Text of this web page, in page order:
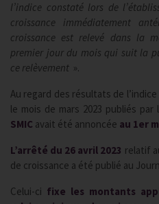
l’indice constaté lors de
croissance immédiatement
croissance est relevé dans la
premier jour du mois qui suit la
ce relèvement ».
Au regard des résultats de
le mois de mars 2023 publiés par
SMIC avait été annoncée au 1er
L’arrêté du 26 avril 2023 relatif
de croissance a été publié au
Celui-ci fixe les montants